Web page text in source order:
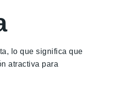
lo que significa que
atractiva para